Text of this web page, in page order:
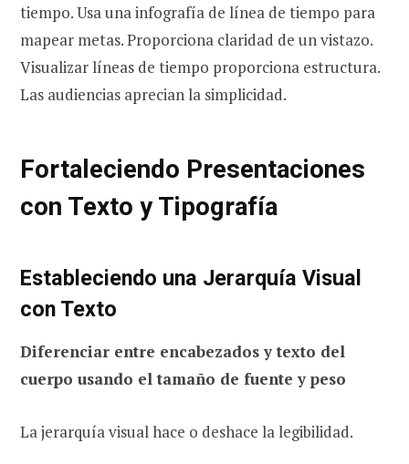
tiempo. Usa una infografía de línea de tiempo para
mapear metas. Proporciona claridad de un vistazo.
Visualizar líneas de tiempo proporciona estructura.
Las audiencias aprecian la simplicidad.
Fortaleciendo Presentaciones
con Texto y Tipografía
Estableciendo una Jerarquía Visual
con Texto
Diferenciar entre encabezados y texto del
cuerpo usando el tamaño de fuente y peso
La jerarquía visual hace o deshace la legibilidad.